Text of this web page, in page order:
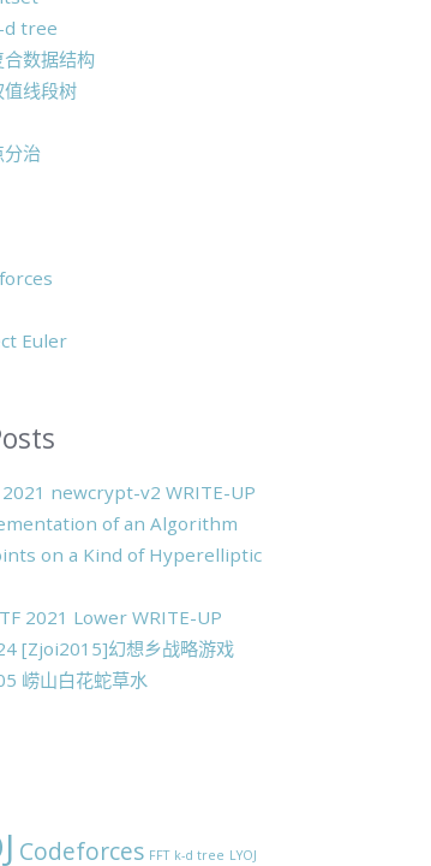
d tree
合数据结构
值线段树
分治
Euler
2021 newcrypt-v2 WRITE-UP
of an Algorithm
on a Kind of Hyperelliptic
2021 Lower WRITE-UP
[Zjoi2015]幻想乡战略游戏
崂山白花蛇草水
Codeforces FFT k-d tree LYOJ